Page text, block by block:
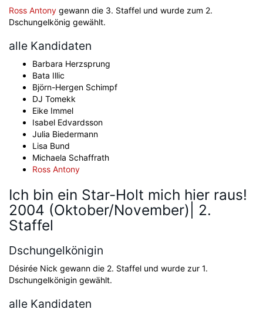
Ross Antony gewann die 3. Staffel und wurde zum 2.
Dschungelkönig gewählt.
alle Kandidaten
Barbara Herzsprung
Bata Illic
Björn-Hergen Schimpf
DJ Tomekk
Eike Immel
Isabel Edvardsson
Julia Biedermann
Lisa Bund
Michaela Schaffrath
Ross Antony
Ich bin ein Star-Holt mich hier raus!
2004 (Oktober/November)| 2.
Staffel
Dschungelkönigin
Désirée Nick gewann die 2. Staffel und wurde zur 1.
Dschungelkönigin gewählt.
alle Kandidaten